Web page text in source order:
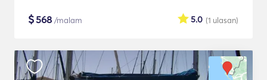
$568 /malam (1 ulasan)
5.0